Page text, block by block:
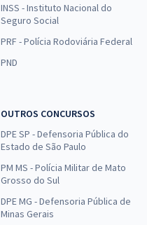
INSS - Instituto Nacional do
Seguro Social
PRF - Polícia Rodoviária Federal
PND
OUTROS CONCURSOS
DPE SP - Defensoria Pública do
Estado de São Paulo
PM MS - Polícia Militar de Mato
Grosso do Sul
DPE MG - Defensoria Pública de
Minas Gerais